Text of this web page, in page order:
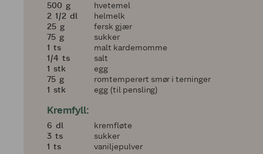
500
500 g
hvetemel
2 og en halv
2 1/2 dl
helmelk
25
25 g
fersk gjær
75
75 g
sukker
11 ts
malt kardemomme
en fjerdedel
1/4 ts
salt
11 stk
egg
75
75 g
romtemperert smør i terninger
11 stk egg (til pensling)
Kremfyll:
6
6 dl
kremfløte
3
3 ts
sukker
11 ts
vaniljepulver